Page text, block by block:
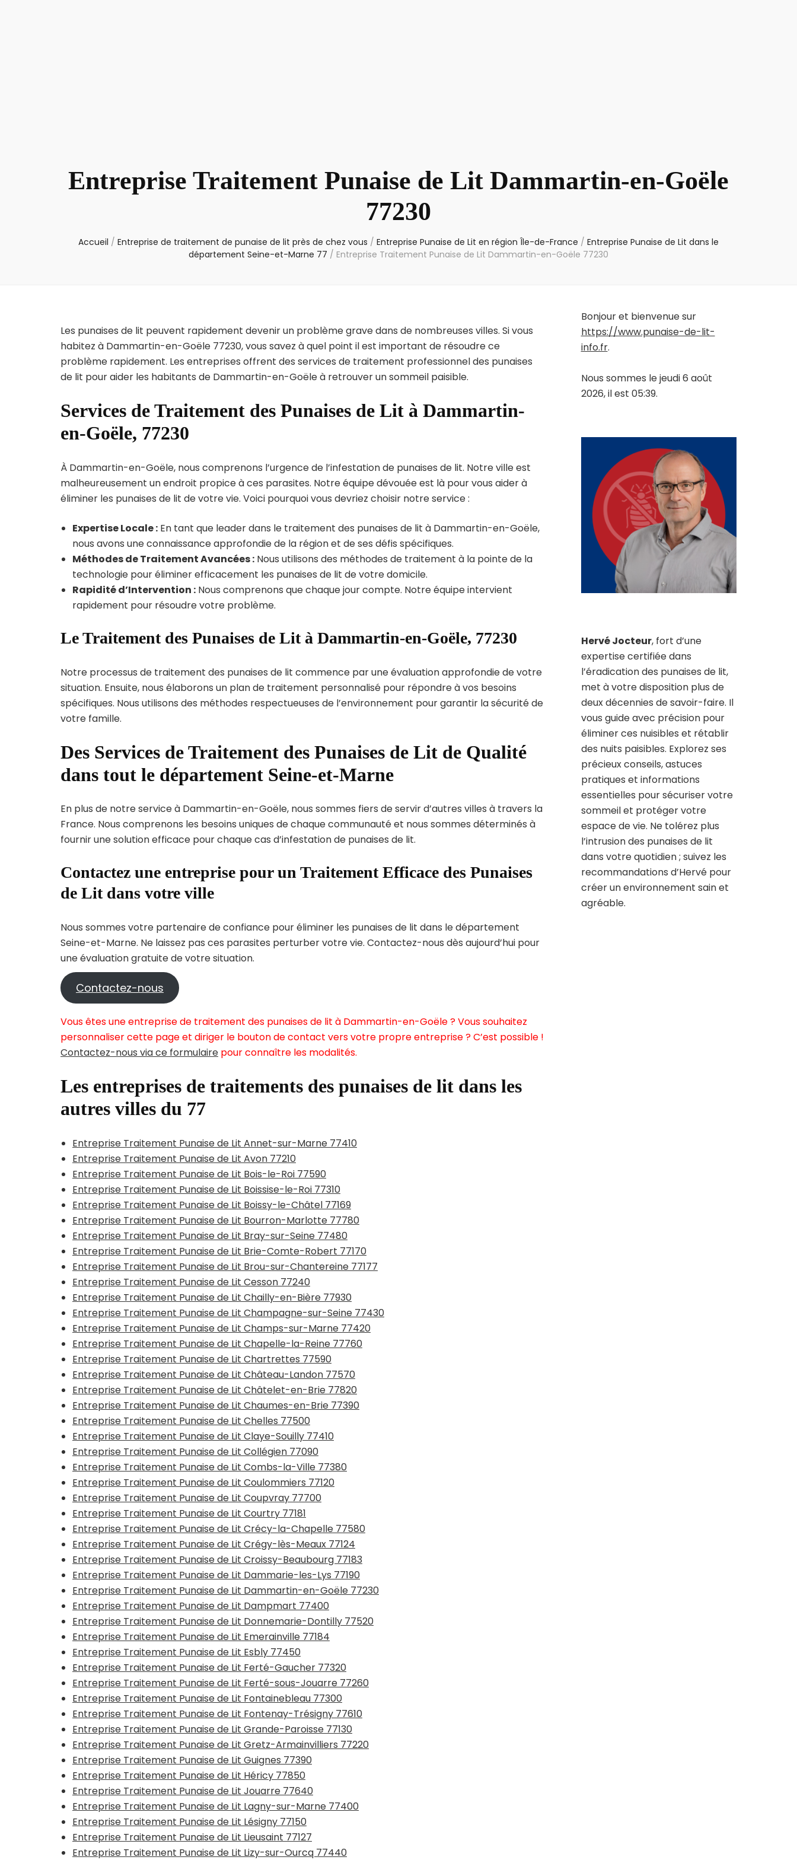
Entreprise Traitement Punaise de Lit Dammartin-en-Goële
77230
Accueil / Entreprise de traitement de punaise de lit près de chez vous / Entreprise Punaise de Lit en région Île-de-France / Entreprise Punaise de Lit dans le
département Seine-et-Marne 77 / Entreprise Traitement Punaise de Lit Dammartin-en-Goële 77230
Les punaises de lit peuvent rapidement devenir un problème grave dans de nombreuses villes. Si vous
habitez à Dammartin-en-Goële 77230, vous savez à quel point il est important de résoudre ce
problème rapidement. Les entreprises offrent des services de traitement professionnel des punaises
de lit pour aider les habitants de Dammartin-en-Goële à retrouver un sommeil paisible.
Services de Traitement des Punaises de Lit à Dammartin-
en-Goële, 77230
À Dammartin-en-Goële, nous comprenons l’urgence de l’infestation de punaises de lit. Notre ville est
malheureusement un endroit propice à ces parasites. Notre équipe dévouée est là pour vous aider à
éliminer les punaises de lit de votre vie. Voici pourquoi vous devriez choisir notre service :
Expertise Locale : En tant que leader dans le traitement des punaises de lit à Dammartin-en-Goële,
nous avons une connaissance approfondie de la région et de ses défis spécifiques.
Méthodes de Traitement Avancées : Nous utilisons des méthodes de traitement à la pointe de la
technologie pour éliminer efficacement les punaises de lit de votre domicile.
Rapidité d’Intervention : Nous comprenons que chaque jour compte. Notre équipe intervient
rapidement pour résoudre votre problème.
Le Traitement des Punaises de Lit à Dammartin-en-Goële, 77230
Notre processus de traitement des punaises de lit commence par une évaluation approfondie de votre
situation. Ensuite, nous élaborons un plan de traitement personnalisé pour répondre à vos besoins
spécifiques. Nous utilisons des méthodes respectueuses de l’environnement pour garantir la sécurité de
votre famille.
Des Services de Traitement des Punaises de Lit de Qualité
dans tout le département Seine-et-Marne
En plus de notre service à Dammartin-en-Goële, nous sommes fiers de servir d’autres villes à travers la
France. Nous comprenons les besoins uniques de chaque communauté et nous sommes déterminés à
fournir une solution efficace pour chaque cas d’infestation de punaises de lit.
Contactez une entreprise pour un Traitement Efficace des Punaises
de Lit dans votre ville
Nous sommes votre partenaire de confiance pour éliminer les punaises de lit dans le département
Seine-et-Marne. Ne laissez pas ces parasites perturber votre vie. Contactez-nous dès aujourd’hui pour
une évaluation gratuite de votre situation.
Contactez-nous
Vous êtes une entreprise de traitement des punaises de lit à Dammartin-en-Goële ? Vous souhaitez
personnaliser cette page et diriger le bouton de contact vers votre propre entreprise ? C’est possible !
Contactez-nous via ce formulaire pour connaître les modalités.
Les entreprises de traitements des punaises de lit dans les
autres villes du 77
Entreprise Traitement Punaise de Lit Annet-sur-Marne 77410
Entreprise Traitement Punaise de Lit Avon 77210
Entreprise Traitement Punaise de Lit Bois-le-Roi 77590
Entreprise Traitement Punaise de Lit Boissise-le-Roi 77310
Entreprise Traitement Punaise de Lit Boissy-le-Châtel 77169
Entreprise Traitement Punaise de Lit Bourron-Marlotte 77780
Entreprise Traitement Punaise de Lit Bray-sur-Seine 77480
Entreprise Traitement Punaise de Lit Brie-Comte-Robert 77170
Entreprise Traitement Punaise de Lit Brou-sur-Chantereine 77177
Entreprise Traitement Punaise de Lit Cesson 77240
Entreprise Traitement Punaise de Lit Chailly-en-Bière 77930
Entreprise Traitement Punaise de Lit Champagne-sur-Seine 77430
Entreprise Traitement Punaise de Lit Champs-sur-Marne 77420
Entreprise Traitement Punaise de Lit Chapelle-la-Reine 77760
Entreprise Traitement Punaise de Lit Chartrettes 77590
Entreprise Traitement Punaise de Lit Château-Landon 77570
Entreprise Traitement Punaise de Lit Châtelet-en-Brie 77820
Entreprise Traitement Punaise de Lit Chaumes-en-Brie 77390
Entreprise Traitement Punaise de Lit Chelles 77500
Entreprise Traitement Punaise de Lit Claye-Souilly 77410
Entreprise Traitement Punaise de Lit Collégien 77090
Entreprise Traitement Punaise de Lit Combs-la-Ville 77380
Entreprise Traitement Punaise de Lit Coulommiers 77120
Entreprise Traitement Punaise de Lit Coupvray 77700
Entreprise Traitement Punaise de Lit Courtry 77181
Entreprise Traitement Punaise de Lit Crécy-la-Chapelle 77580
Entreprise Traitement Punaise de Lit Crégy-lès-Meaux 77124
Entreprise Traitement Punaise de Lit Croissy-Beaubourg 77183
Entreprise Traitement Punaise de Lit Dammarie-les-Lys 77190
Entreprise Traitement Punaise de Lit Dammartin-en-Goële 77230
Entreprise Traitement Punaise de Lit Dampmart 77400
Entreprise Traitement Punaise de Lit Donnemarie-Dontilly 77520
Entreprise Traitement Punaise de Lit Emerainville 77184
Entreprise Traitement Punaise de Lit Esbly 77450
Entreprise Traitement Punaise de Lit Ferté-Gaucher 77320
Entreprise Traitement Punaise de Lit Ferté-sous-Jouarre 77260
Entreprise Traitement Punaise de Lit Fontainebleau 77300
Entreprise Traitement Punaise de Lit Fontenay-Trésigny 77610
Entreprise Traitement Punaise de Lit Grande-Paroisse 77130
Entreprise Traitement Punaise de Lit Gretz-Armainvilliers 77220
Entreprise Traitement Punaise de Lit Guignes 77390
Entreprise Traitement Punaise de Lit Héricy 77850
Entreprise Traitement Punaise de Lit Jouarre 77640
Entreprise Traitement Punaise de Lit Lagny-sur-Marne 77400
Entreprise Traitement Punaise de Lit Lésigny 77150
Entreprise Traitement Punaise de Lit Lieusaint 77127
Entreprise Traitement Punaise de Lit Lizy-sur-Ourcq 77440
Bonjour et bienvenue sur
https://www.punaise-de-lit-
info.fr.
Nous sommes le jeudi 6 août
2026, il est 05:39.
Hervé Jocteur, fort d’une
expertise certifiée dans
l’éradication des punaises de lit,
met à votre disposition plus de
deux décennies de savoir-faire. Il
vous guide avec précision pour
éliminer ces nuisibles et rétablir
des nuits paisibles. Explorez ses
précieux conseils, astuces
pratiques et informations
essentielles pour sécuriser votre
sommeil et protéger votre
espace de vie. Ne tolérez plus
l’intrusion des punaises de lit
dans votre quotidien ; suivez les
recommandations d’Hervé pour
créer un environnement sain et
agréable.